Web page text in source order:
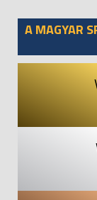
A MAGYAR